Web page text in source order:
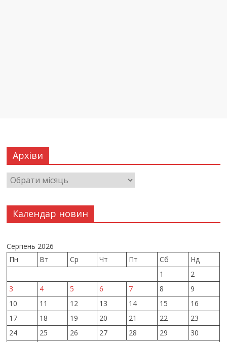
Архіви
Календар новин
Серпень 2026
Пн
Вт Ср Чт Пт Сб
Нд
1
2
3
4 5 6 7 8
9
10
11 12 13 14 15
16
17
18 19 20 21 22
23
24
25 26 27 28 29
30